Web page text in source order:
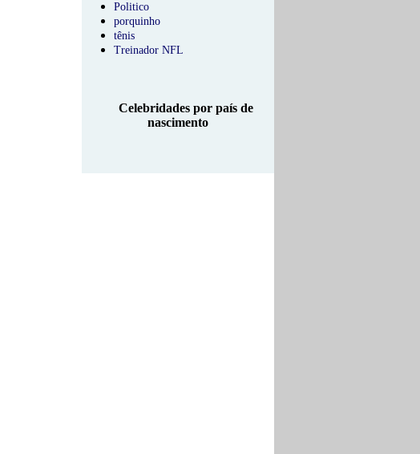
Politico
porquinho
tênis
Treinador NFL
Celebridades por país de
nascimento